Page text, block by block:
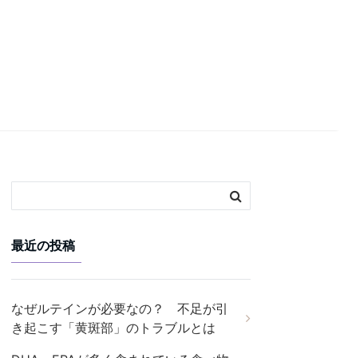
最近の投稿
なぜルテインが必要なの？ 不足が引
き起こす「黄斑部」のトラブルとは